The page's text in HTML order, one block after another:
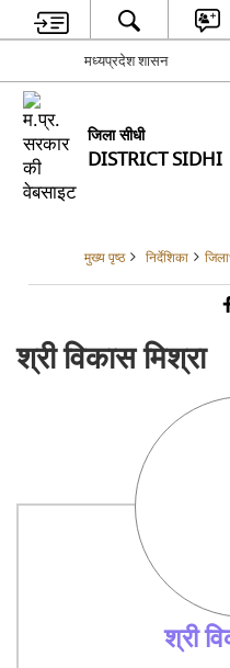
मध्यप्रदेश शासन
जिला सीधी
DISTRICT SIDHI
मुख्य पृष्ठ निर्देशिका
श्री विकास मिश्रा
श्री